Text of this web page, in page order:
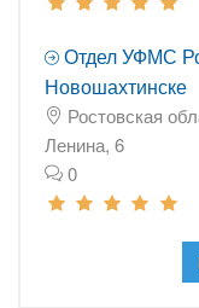
Отдел УФМС
Новошахтинске
Ростовская
Ленина, 6
0